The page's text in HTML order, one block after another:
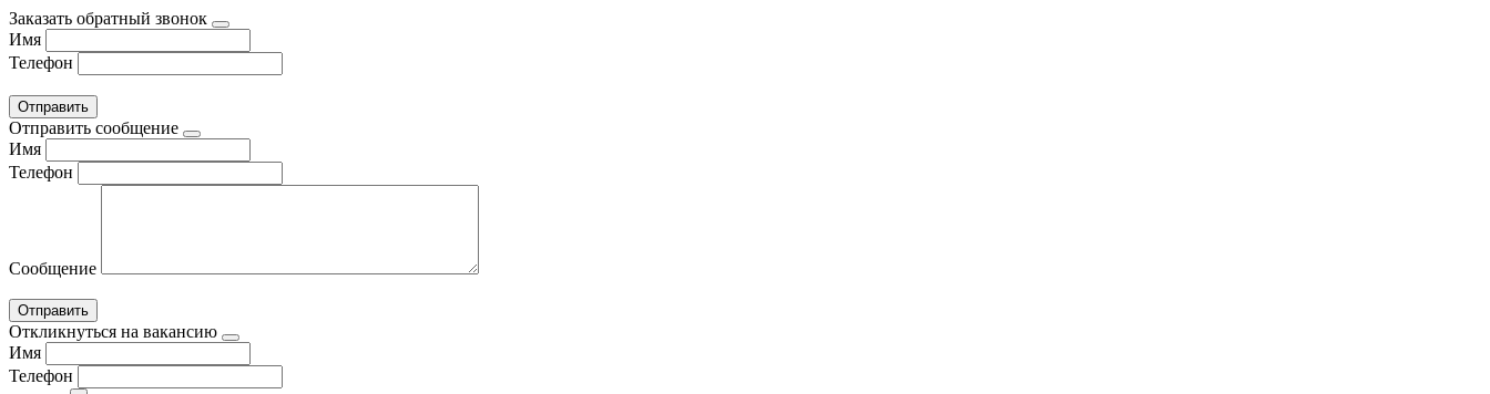
Заказать обратный звонок
Имя
Телефон
Отправить сообщение
Имя
Телефон
Сообщение
Откликнуться на вакансию
Имя
Телефон